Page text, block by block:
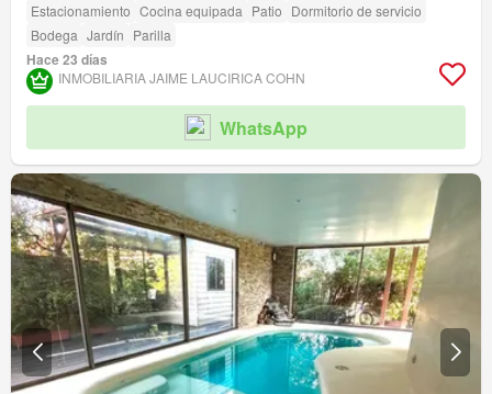
Estacionamiento Cocina equipada Patio Dormitorio de servicio
Bodega Jardín Parilla
Hace 23 días
INMOBILIARIA JAIME LAUCIRICA COHN
WhatsApp